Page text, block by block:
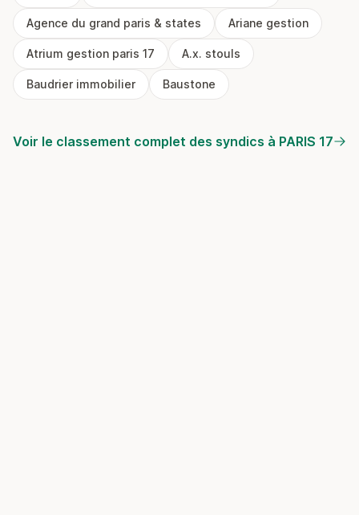
Agence du grand paris & states Ariane gestion
Atrium gestion paris 17 A.x. stouls
Baudrier immobilier Baustone
Voir le classement complet des syndics à PARIS 17